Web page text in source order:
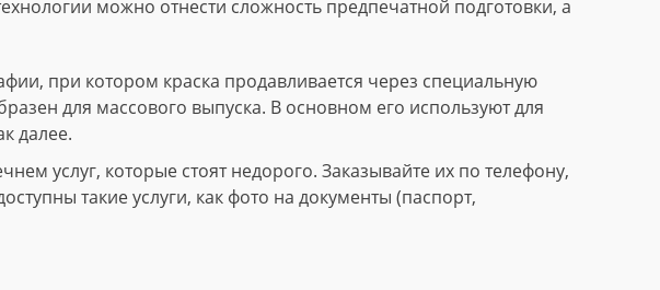
можно отнести сложность предпечатной подготовки, а
при котором краска продавливается через специальную
для массового выпуска. В основном его используют для
далее.
услуг, которые стоят недорого. Заказывайте их по телефону,
такие услуги, как фото на документы (паспорт,